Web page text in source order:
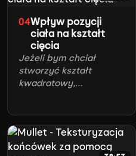
04Wpływ pozycji
ciała na kształt
cięcia
Jeżeli bym chciał
stworzyć kształt
kwadratowy,